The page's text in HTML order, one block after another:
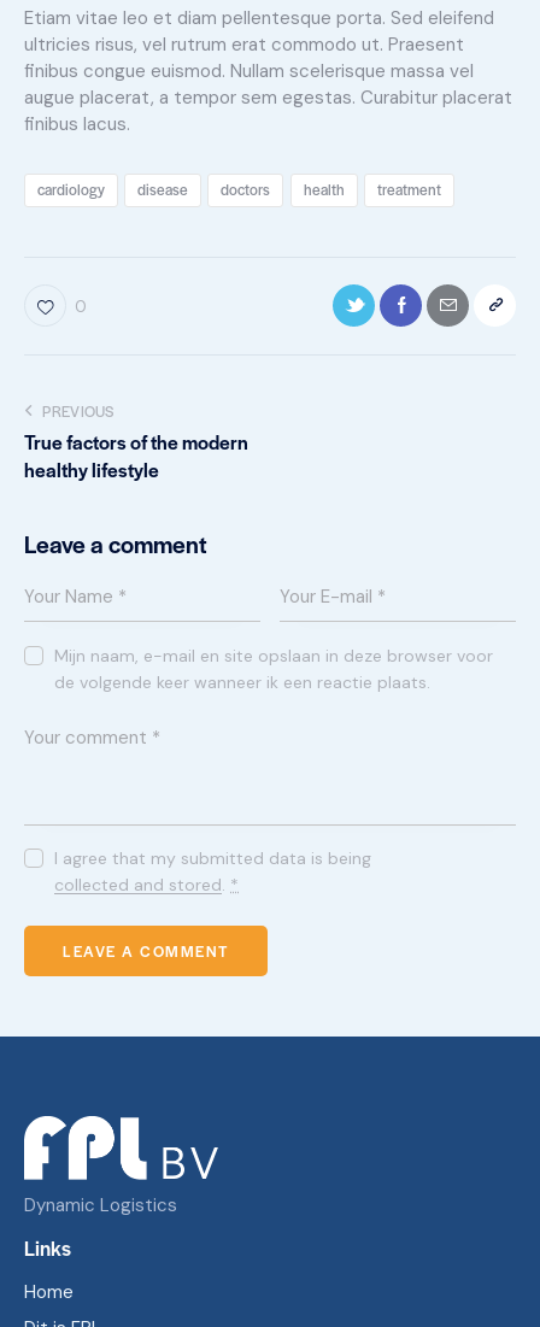
Etiam vitae leo et diam pellentesque porta. Sed eleifend
ultricies risus, vel rutrum erat commodo ut. Praesent
finibus congue euismod. Nullam scelerisque massa vel
augue placerat, a tempor sem egestas. Curabitur placerat
finibus lacus.
cardiology disease doctors health treatment
0
PREVIOUS
True factors of the modern
healthy lifestyle
Leave a comment
Mijn naam, e-mail en site opslaan in deze browser voor
de volgende keer wanneer ik een reactie plaats.
I agree that my submitted data is being
collected and stored. *
Dynamic Logistics
Links
Home